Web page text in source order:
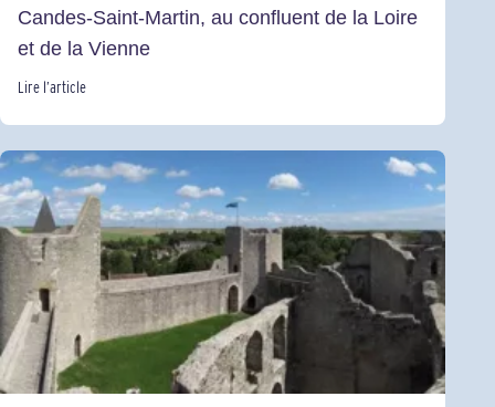
Candes-Saint-Martin, au confluent de la Loire
et de la Vienne
Lire l’article